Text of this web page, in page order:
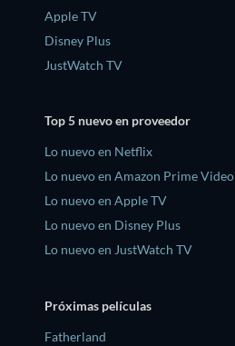
Apple TV
Disney Plus
JustWatch TV
Top 5 nuevo en proveedor
Lo nuevo en Netflix
Lo nuevo en Amazon Prime Video
Lo nuevo en Apple TV
Lo nuevo en Disney Plus
Lo nuevo en JustWatch TV
Próximas películas
Fatherland